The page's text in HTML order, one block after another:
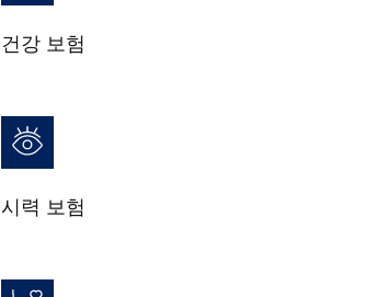
건강 보험
시력 보험